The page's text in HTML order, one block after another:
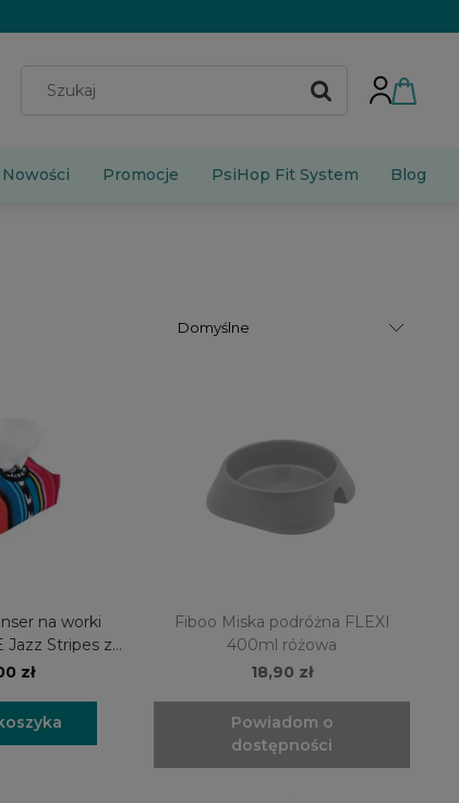
Nowości Promocje PsiHop Fit System Blog
na worki
Jazz Stripes z
zł
Fiboo Miska podróżna FLEXI
400ml różowa
18,90 zł
Powiadom o
dostępności